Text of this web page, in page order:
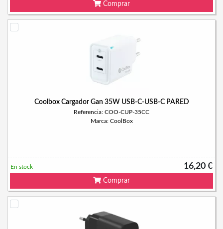
Comprar
Coolbox Cargador Gan 35W USB-C-USB-C PARED
Referencia: COO-CUP-35CC
Marca: CoolBox
16,20 €
En stock
Comprar